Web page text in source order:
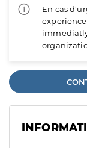
En cas